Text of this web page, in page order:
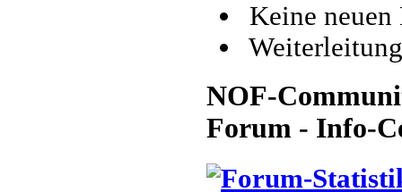
Keine
NOF-
Forum - Info-